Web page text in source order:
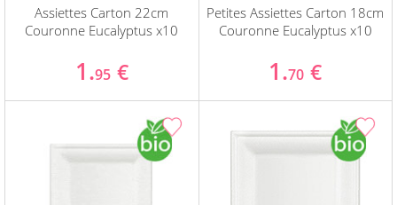
Assiettes Carton 22cm
Couronne Eucalyptus x10
1.95 €
Petites Assiettes Carton 18cm
Couronne Eucalyptus x10
1.70 €